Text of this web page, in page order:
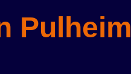
Pulheim